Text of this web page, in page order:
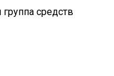
средств